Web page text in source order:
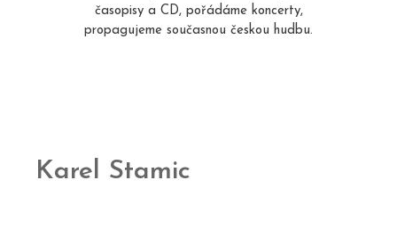
časopisy a CD, pořádáme koncerty,
propagujeme současnou českou hudbu.
Karel Stamic